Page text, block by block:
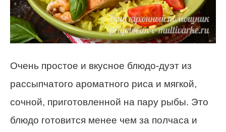
Очень простое и вкусное блюдо-дуэт из
рассыпчатого ароматного риса и мягкой,
сочной, приготовленной на пару рыбы. Это
блюдо готовится менее чем за полчаса и